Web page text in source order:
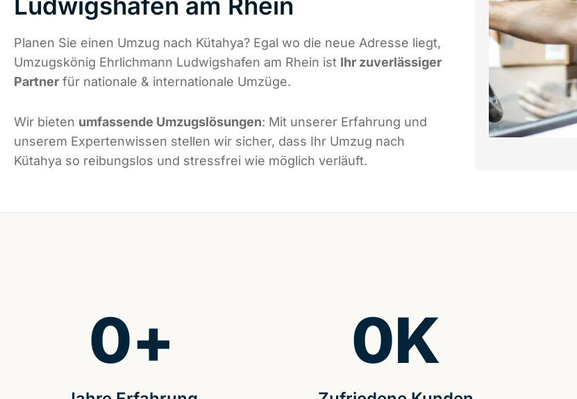
Planen Sie einen Umzug nach Kütahya? Egal wo die neue Adresse liegt,
Umzugskönig Ehrlichmann Ludwigshafen am Rhein ist Ihr zuverlässiger
Partner für nationale & internationale Umzüge.
Wir bieten umfassende Umzugslösungen: Mit unserer Erfahrung und
unserem Expertenwissen stellen wir sicher, dass Ihr Umzug nach
Kütahya so reibungslos und stressfrei wie möglich verläuft.
0+ 0K